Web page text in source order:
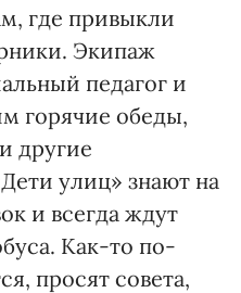
где привыкли
Экипаж
педагог и
горячие обеды,
другие
улиц» знают на
и всегда ждут
Как-то по-
просят совета,